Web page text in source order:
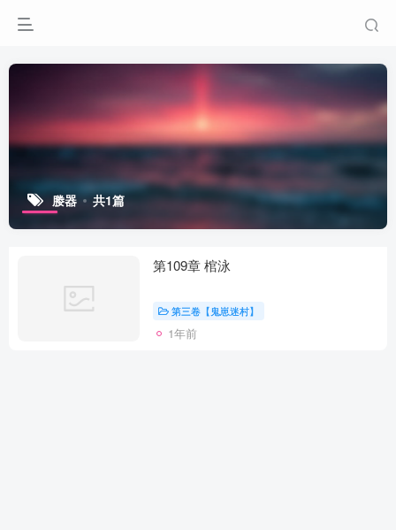
媵器 共1篇
第109章 棺泳
第三卷【鬼崽迷村】
1年前